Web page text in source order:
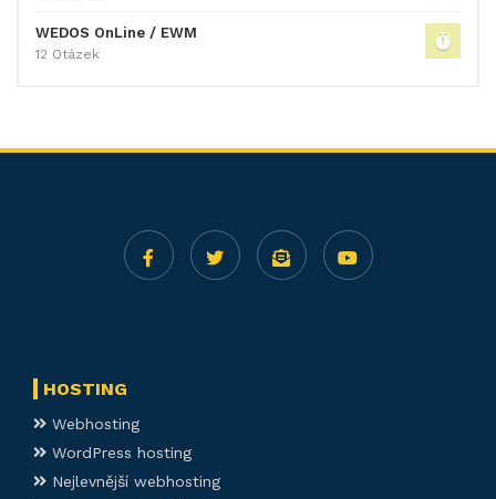
WEDOS OnLine / EWM
12 Otázek
HOSTING
Webhosting
WordPress hosting
Nejlevnější webhosting